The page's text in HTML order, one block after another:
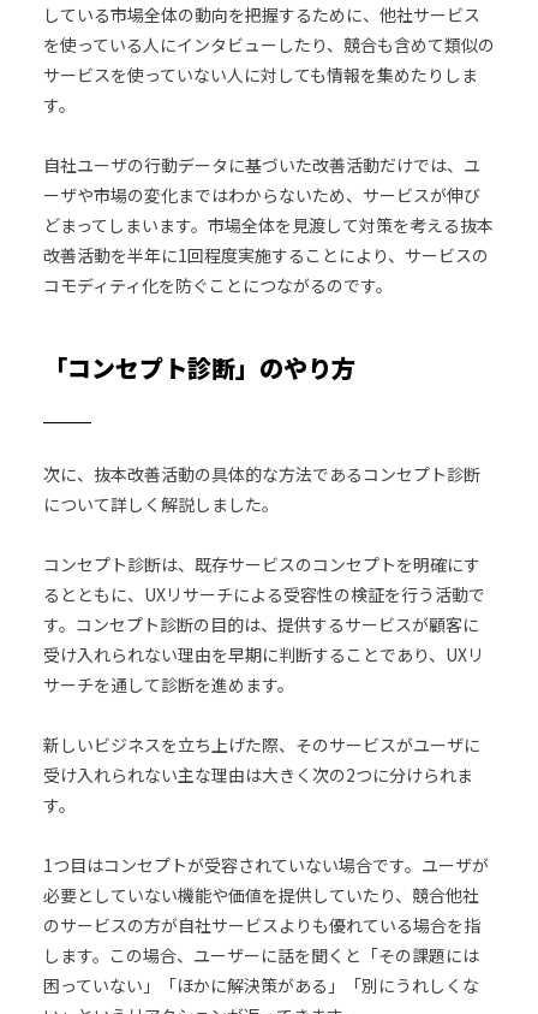
している市場全体の動向を把握するために、他社サービス
を使っている人にインタビューしたり、競合も含めて類似の
サービスを使っていない人に対しても情報を集めたりしま
す。
自社ユーザの行動データに基づいた改善活動だけでは、ユ
ーザや市場の変化まではわからないため、サービスが伸び
どまってしまいます。市場全体を見渡して対策を考える抜本
改善活動を半年に1回程度実施することにより、サービスの
コモディティ化を防ぐことにつながるのです。
「コンセプト診断」のやり方
次に、抜本改善活動の具体的な方法であるコンセプト診断
について詳しく解説しました。
コンセプト診断は、既存サービスのコンセプトを明確にす
るとともに、UXリサーチによる受容性の検証を行う活動で
す。コンセプト診断の目的は、提供するサービスが顧客に
受け入れられない理由を早期に判断することであり、UXリ
サーチを通して診断を進めます。
新しいビジネスを立ち上げた際、そのサービスがユーザに
受け入れられない主な理由は大きく次の2つに分けられま
す。
1つ目はコンセプトが受容されていない場合です。ユーザが
必要としていない機能や価値を提供していたり、競合他社
のサービスの方が自社サービスよりも優れている場合を指
します。この場合、ユーザーに話を聞くと「その課題には
困っていない」「ほかに解決策がある」「別にうれしくな